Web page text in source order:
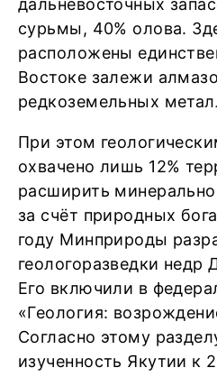
дальневосточных
сурьмы, 40% олова.
расположены
Востоке залежи
редкоземельных
При этом
охвачено лишь 12%
расширить
за счёт природных
году Минприроды
геологоразведки недр
Его включили в
«Геология:
Согласно этому
изученность Якутии к